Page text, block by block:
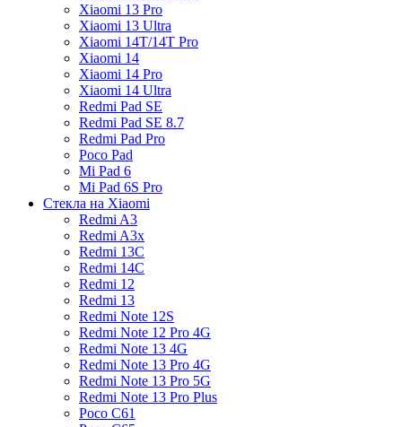
Xiaomi 13 Pro
Xiaomi 13 Ultra
Xiaomi 14T/14T Pro
Xiaomi 14
Xiaomi 14 Pro
Xiaomi 14 Ultra
Redmi Pad SE
Redmi Pad SE 8.7
Redmi Pad Pro
Poco Pad
Mi Pad 6
Mi Pad 6S Pro
Стекла на Xiaomi
Redmi A3
Redmi A3x
Redmi 13C
Redmi 14C
Redmi 12
Redmi 13
Redmi Note 12S
Redmi Note 12 Pro 4G
Redmi Note 13 4G
Redmi Note 13 Pro 4G
Redmi Note 13 Pro 5G
Redmi Note 13 Pro Plus
Poco C61